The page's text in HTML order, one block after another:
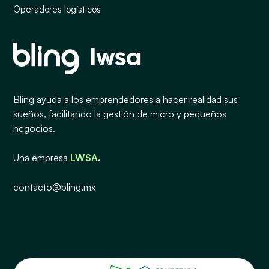
Bling ayuda a los emprendedores a hacer realidad sus
sueños, facilitando la gestión de micro y pequeños
negocios.
Una empresa LWSA.
contacto@bling.mx
Operadores logísticos